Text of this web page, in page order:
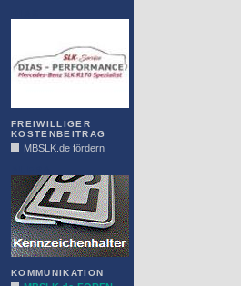
FREIWILLIGER
KOSTENBEITRAG
MBSLK.de fördern
KOMMUNIKATION